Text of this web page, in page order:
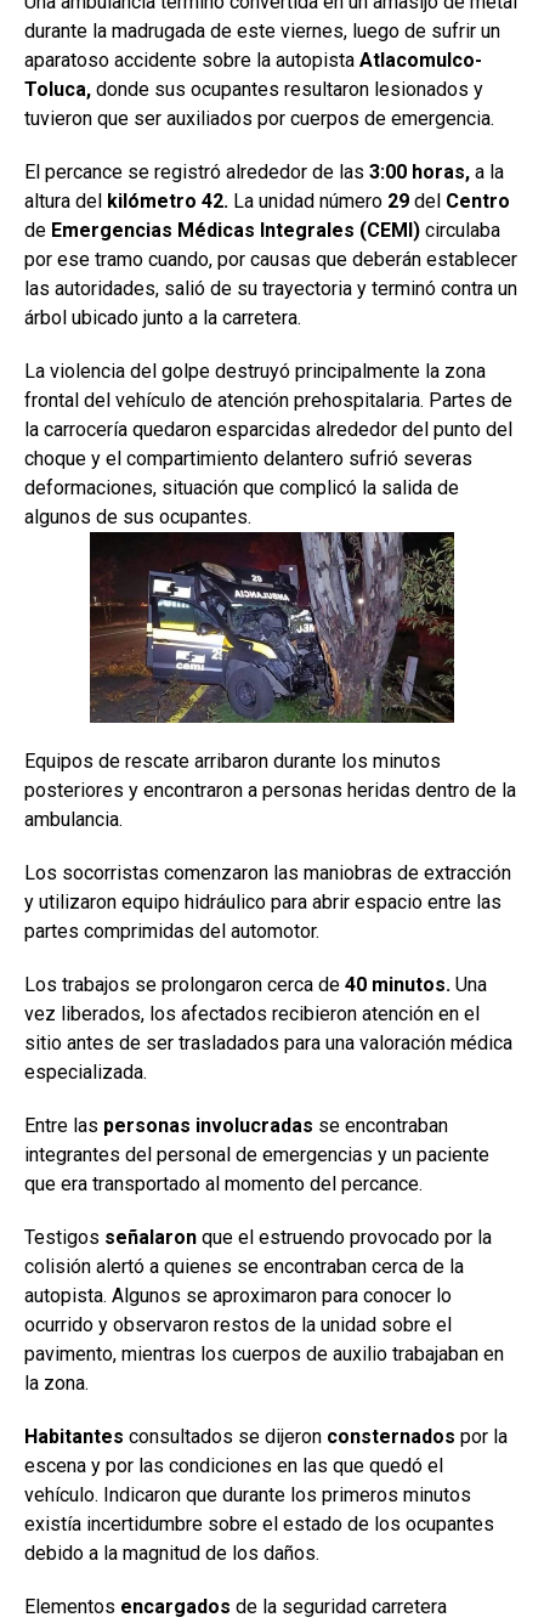
durante la madrugada de este viernes, luego de sufrir un
aparatoso accidente sobre la autopista Atlacomulco-
Toluca, donde sus ocupantes resultaron lesionados y
tuvieron que ser auxiliados por cuerpos de emergencia.
El percance se registró alrededor de las 3:00 horas, a la
altura del kilómetro 42. La unidad número 29 del Centro
de Emergencias Médicas Integrales (CEMI) circulaba
por ese tramo cuando, por causas que deberán establecer
las autoridades, salió de su trayectoria y terminó contra un
árbol ubicado junto a la carretera.
La violencia del golpe destruyó principalmente la zona
frontal del vehículo de atención prehospitalaria. Partes de
la carrocería quedaron esparcidas alrededor del punto del
choque y el compartimiento delantero sufrió severas
deformaciones, situación que complicó la salida de
algunos de sus ocupantes.
Equipos de rescate arribaron durante los minutos
posteriores y encontraron a personas heridas dentro de la
ambulancia.
Los socorristas comenzaron las maniobras de extracción
y utilizaron equipo hidráulico para abrir espacio entre las
partes comprimidas del automotor.
Los trabajos se prolongaron cerca de 40 minutos. Una
vez liberados, los afectados recibieron atención en el
sitio antes de ser trasladados para una valoración médica
especializada.
Entre las personas involucradas se encontraban
integrantes del personal de emergencias y un paciente
que era transportado al momento del percance.
Testigos señalaron que el estruendo provocado por la
colisión alertó a quienes se encontraban cerca de la
autopista. Algunos se aproximaron para conocer lo
ocurrido y observaron restos de la unidad sobre el
pavimento, mientras los cuerpos de auxilio trabajaban en
la zona.
Habitantes consultados se dijeron consternados por la
escena y por las condiciones en las que quedó el
vehículo. Indicaron que durante los primeros minutos
existía incertidumbre sobre el estado de los ocupantes
debido a la magnitud de los daños.
Elementos encargados de la seguridad carretera